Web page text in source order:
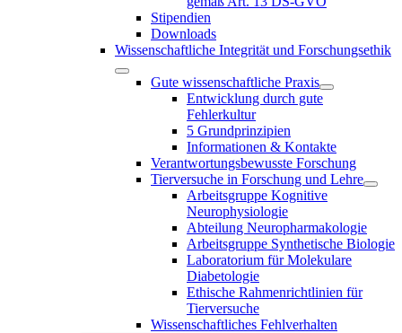
Stipendien
Downloads
Wissenschaftliche Integrität und Forschungsethik
Gute wissenschaftliche Praxis
Entwicklung durch gute
Fehlerkultur
5 Grundprinzipien
Informationen & Kontakte
Verantwortungsbewusste Forschung
Tierversuche in Forschung und Lehre
Arbeitsgruppe Kognitive
Neurophysiologie
Abteilung Neuropharmakologie
Arbeitsgruppe Synthetische Biologie
Laboratorium für Molekulare
Diabetologie
Ethische Rahmenrichtlinien für
Tierversuche
Wissenschaftliches Fehlverhalten